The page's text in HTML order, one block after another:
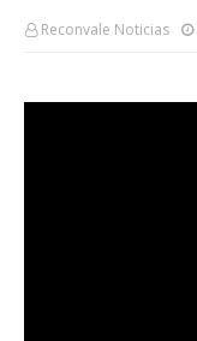
Reconvale Noticias